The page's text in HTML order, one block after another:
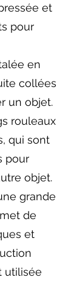
et
pour
en
collées
un objet.
rouleaux
qui sont
pour
objet.
grande
de
et
utilisée